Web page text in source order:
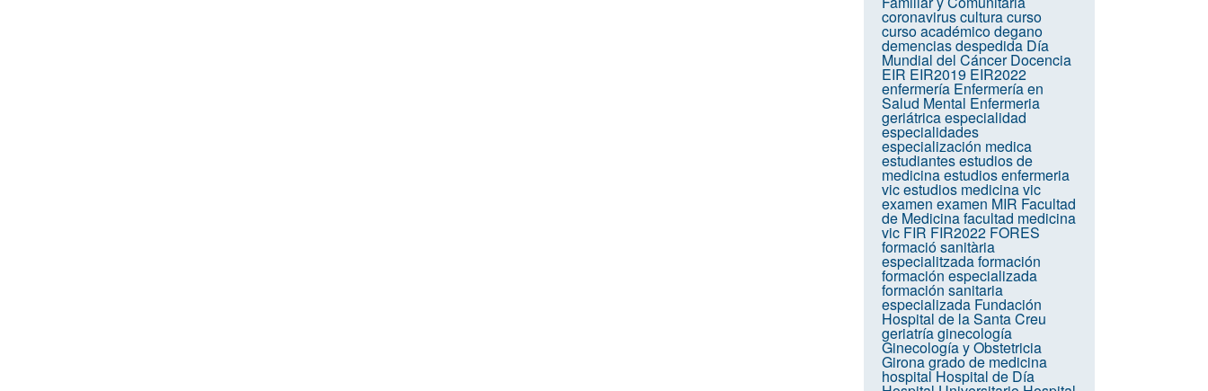
coronavirusculturacurso
curso académicodegano
demenciasdespedida Día
Mundial del Cáncer Docencia
EIR EIR2019 EIR2022
enfermería Enfermería en
Salud Mental Enfermeria
geriátricaespecialidad
especialidades
especialización medica
estudiantesestudios de
medicinaestudios enfermeria
vicestudios medicina vic
examen examen MIR Facultad
de Medicinafacultad medicina
vic FIR FIR2022 FORES
formació sanitària
especialitzadaformación
formación especializada
formación sanitaria
especializada Fundación
Hospital de la Santa Creu
geriatríaginecología
Ginecología y Obstetricia
Gironagrado de medicina
hospital Hospital de Día